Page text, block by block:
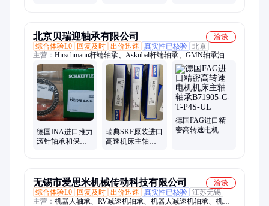
北京贝瑞迎轴承有限公司
洽谈
综合体验L0
回复及时 出价迅速 真实性已核验 北京
主营： Hirschmann杆端轴承、Askubal杆端轴承、GMN轴承油
封、IKO滚针轴承、Durbal杆端轴承、SMW轴承、RBC轴承、
Myonic 轴承、NADELLA轴承、Alwayse 万向球、美国NHBB轴
承、THOMSON轴承、EWELLIX轴承、UNITEC轴承、SKF进口
轴承、NSK进口轴承、FAG进口轴承、UKF精密轴承、THK交
叉滚子轴承、TR外球面轴承、INA印刷机轴承、机床主轴轴承、
THK导轨滑块
德国INA进口推力
滚针轴承和保持
瑞典SKF原装进口
高速机床主轴轴
德国FAG进口精
密高转速电机机
无锡市爱思米机械传动科技有限公司
洽谈
综合体验L0
回复及时 出价迅速 真实性已核验 江苏无锡
主营： 机器人轴承、RV减速机轴承、机器人减速机轴承、机器